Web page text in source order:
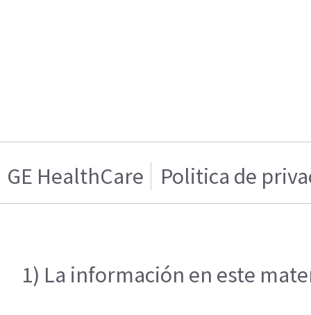
GE HealthCare Politica de
1) La información en este